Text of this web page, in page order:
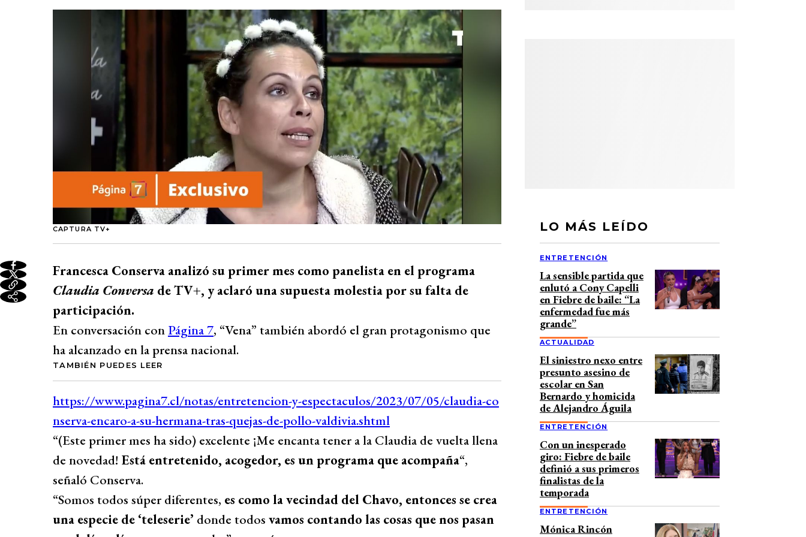
CAPTURA TV+
Francesca Conserva analizó su primer mes como panelista en el programa
Claudia Conversa de TV+, y aclaró una supuesta molestia por su falta de
participación.
En conversación con Página 7, “Vena” también abordó el gran protagonismo que
ha alcanzado en la prensa nacional.
TAMBIÉN PUEDES LEER
“(Este primer mes ha sido) excelente ¡Me encanta tener a la Claudia de vuelta llena
de novedad! Está entretenido, acogedor, es un programa que acompaña“,
señaló Conserva.
“Somos todos súper diferentes, es como la vecindad del Chavo, entonces se crea
una especie de ‘teleserie’ donde todos vamos contando las cosas que nos pasan
LO MÁS LEÍDO
ENTRETENCIÓN
La sensible partida que
enlutó a Cony Capelli
en Fiebre de baile: “La
enfermedad fue más
grande”
ACTUALIDAD
El siniestro nexo entre
presunto asesino de
escolar en San
Bernardo y homicida
de Alejandro Águila
ENTRETENCIÓN
Con un inesperado
giro: Fiebre de baile
definió a sus primeros
finalistas de la
temporada
ENTRETENCIÓN
Mónica Rincón